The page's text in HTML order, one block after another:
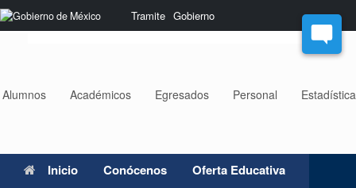
Nota:
este
sistema
Tramite Gobierno
Saltar
al
Alumnos Académicos Egresados Personal
Inicio Conócenos
Oferta Educativa